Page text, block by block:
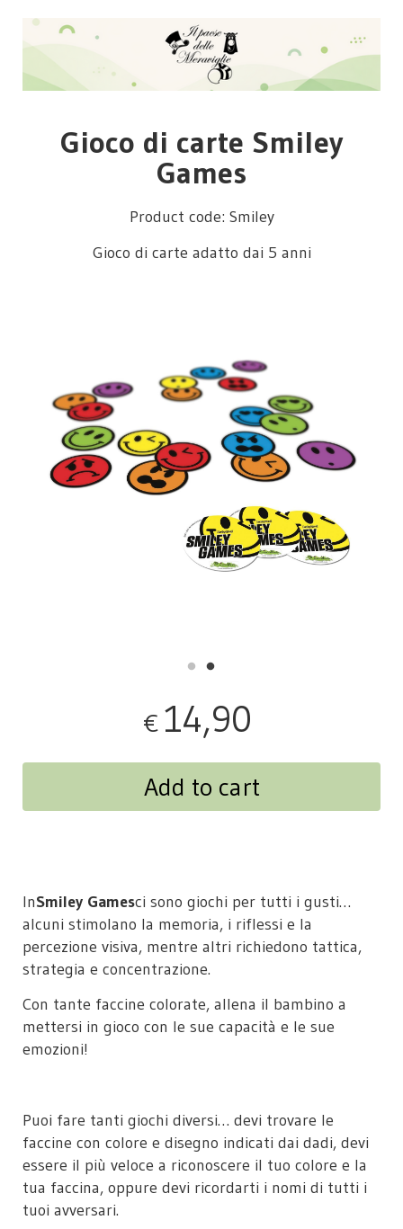
Gioco di carte Smiley
Games
Product code: Smiley
Gioco di carte adatto dai 5 anni
€ 14,90
Add to cart
InSmiley Gamesci sono giochi per tutti i gusti…
alcuni stimolano la memoria, i riflessi e la
percezione visiva, mentre altri richiedono tattica,
strategia e concentrazione.
Con tante faccine colorate, allena il bambino a
mettersi in gioco con le sue capacità e le sue
emozioni!
Puoi fare tanti giochi diversi… devi trovare le
faccine con colore e disegno indicati dai dadi, devi
essere il più veloce a riconoscere il tuo colore e la
tua faccina, oppure devi ricordarti i nomi di tutti i
tuoi avversari.